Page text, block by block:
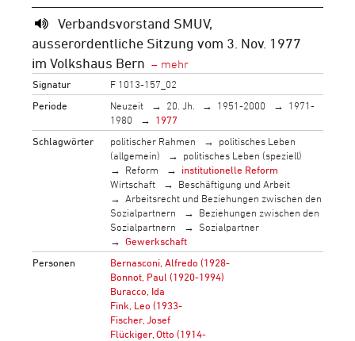
Verbandsvorstand SMUV,
ausserordentliche Sitzung vom 3. Nov. 1977
im Volkshaus Bern
Signatur
F 1013-157_02
Periode
Neuzeit 20. Jh. 1951-2000
1971-
1980
1977
Schlagwörter
politischer Rahmen
politisches Leben
(allgemein)
politisches Leben (speziell)
Reform
institutionelle Reform
Wirtschaft
Beschäftigung und Arbeit
Arbeitsrecht und Beziehungen zwischen den
Sozialpartnern
Beziehungen zwischen den
Sozialpartnern
Sozialpartner
Gewerkschaft
Personen
Bernasconi, Alfredo (1928-
Bonnot, Paul (1920-1994)
Buracco, Ida
Fink, Leo (1933-
Fischer, Josef
Flückiger, Otto (1914-